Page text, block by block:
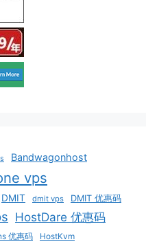
Bandwagonhost
vps
DMIT dmit vps DMIT 优惠码
HostDare 优惠码
优惠码 HostKvm